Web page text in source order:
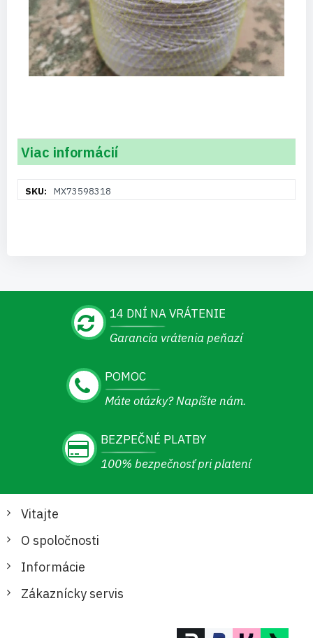
Viac informácií
informáciíMX73598318
14 DNÍ NA VRÁTENIE
Garancia vrátenia peňazí
POMOC
Máte otázky? Napíšte nám.
BEZPEČNÉ PLATBY
100% bezpečnosť pri platení
Vitajte
O spoločnosti
Informácie
Zákaznícky servis